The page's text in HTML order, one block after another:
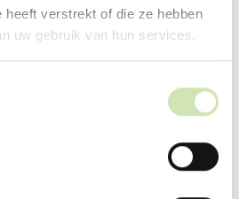
heeft verstrekt of die ze hebben
uw gebruik van hun services.
Alex
Vader van Cees